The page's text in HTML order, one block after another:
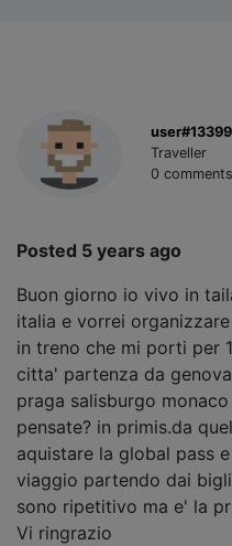
Traveller
0 comments
Posted 5 years ago
Buon giorno io vivo in
italia e vorrei
in treno che mi porti per
citta' partenza da
praga salisburgo
pensate? in primis.da
aquistare la global pass
viaggio partendo dai
sono ripetitivo ma e' la
Vi ringrazio